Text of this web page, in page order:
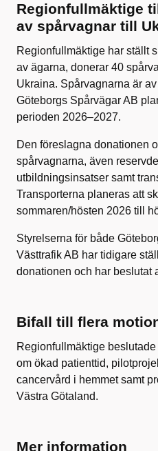
Regionfullmäktige
av spårvagnar till
Regionfullmäktige har ställt
av ägarna, donerar 40
Ukraina. Spårvagnarna är
Göteborgs Spårvägar AB
perioden 2026–2027.
Den föreslagna donationen
spårvagnarna, även
utbildningsinsatser samt
Transporterna planeras att
sommaren/hösten 2026 till
Styrelserna för både
Västtrafik AB har tidigare
donationen och har beslutat
Bifall till flera
Regionfullmäktige
om ökad patienttid,
cancervård i hemmet samt
Västra Götaland.
Mer information